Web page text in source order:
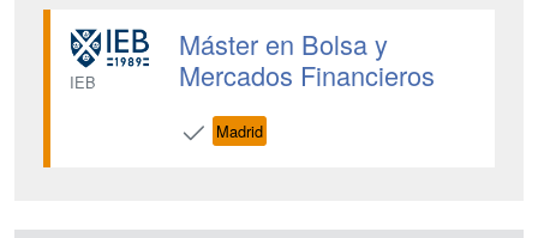
IEB
Máster en Bolsa y
Mercados Financieros
Madrid